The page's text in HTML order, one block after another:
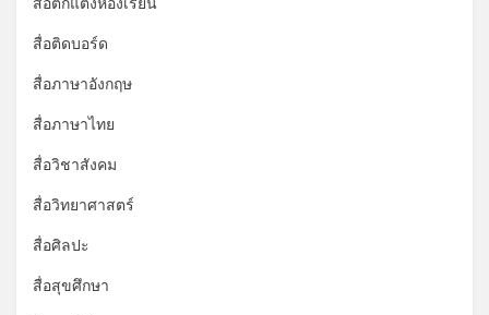
สื่อติดบอร์ด
สื่อภาษาอังกฤษ
สื่อภาษาไทย
สื่อวิชาสังคม
สื่อวิทยาศาสตร์
สื่อศิลปะ
สื่อสุขศึกษา